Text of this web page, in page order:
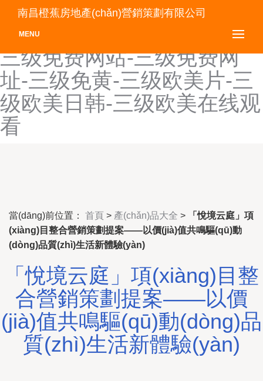
三级猛片-三级免费电影网
站-三级免费黄-三级免费片-
三级免费网站-三级免费网
址-三级免黄-三级欧美片-三
级欧美日韩-三级欧美在线观
看
南昌橙蕉房地產(chǎn)營銷策劃有限公司
MENU
當(dāng)前位置： 首頁 > 產(chǎn)品大全 >
「悅境云庭」項
(xiàng)目整合營銷策劃提案——以價(jià)值共鳴驅(qū)動
(dòng)品質(zhì)生活新體驗(yàn)
「悅境云庭」項(xiàng)目整
合營銷策劃提案——以價
(jià)值共鳴驅(qū)動(dòng)品
質(zhì)生活新體驗(yàn)